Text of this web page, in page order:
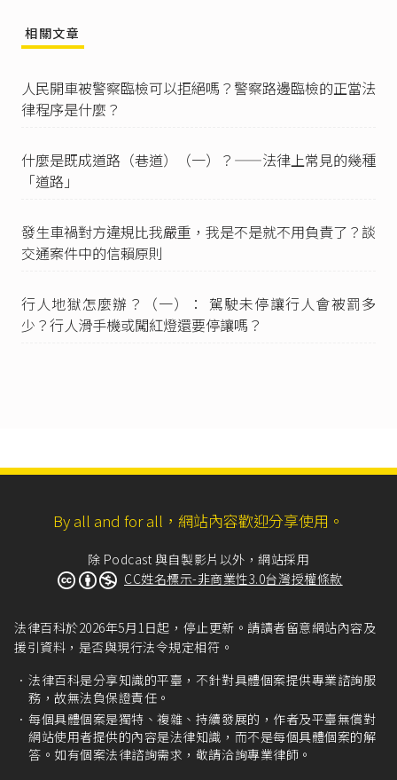
為，自行為終了日起未逾七日者，民眾得敘明下
一、檢舉人姓名、國民身分證統一編號、住址及
電話號碼或其他連絡方法。
內容。
三、違規車輛牌照號碼、車型或足以辨識車輛之
舉專區、高雄市政府警察局交通警察大隊、臺中
市政府警察局交通違規便民服務網
違反道路交通管理事件統一裁罰基準及處理細則
第23條：「民眾依第二十條檢舉違反道路交通管
四、檢舉資料欠缺具體明確，致無法查證。」
之利用，除第六條第一項所規定資料外，應於執
的相符。但有下列情形之一者，得為特定目的外
之利用：
一、法律明文規定。
三、為免除當事人之生命、身體、自由或財產上
之危險。
五、公務機關或學術研究機構基於公共利益為統
計或學術研究而有必要，且資料經過提供者處理
後或經蒐集者依其揭露方式無從識別特定之當事
人。
六、有利於當事人權益。
相關文章
人民開車被警察臨檢可以拒絕嗎？警察路邊臨檢的正當法
律程序是什麼？
什麼是既成道路（巷道）（一）？——法律上常見的幾種
「道路」
發生車禍對方違規比我嚴重，我是不是就不用負責了？談
交通案件中的信賴原則
行人地獄怎麼辦？（一）： 駕駛未停讓行人會被罰多
少？行人滑手機或闖紅燈還要停讓嗎？
By all and for all，網站內容歡迎分享使用。
除 Podcast 與自製影片以外，網站採用
CC姓名標示-非商業性3.0台灣授權條款
法律百科於2026年5月1日起，停止更新。請讀者留意網站內容及
援引資料，是否與現行法令規定相符。
法律百科是分享知識的平臺，不針對具體個案提供專業諮詢服
務，故無法負保證責任。
每個具體個案是獨特、複雜、持續發展的，作者及平臺無償對
網站使用者提供的內容是法律知識，而不是每個具體個案的解
答。如有個案法律諮詢需求，敬請洽詢專業律師。